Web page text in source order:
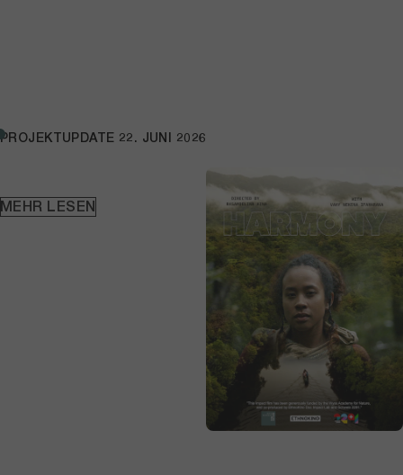
PROJEKTUPDATE 22. JUNI 2026
MEHR LESEN